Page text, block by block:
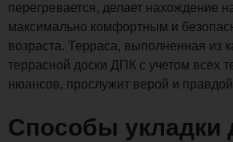
перегревается, делает нахождение
максимально комфортным и
возраста. Терраса, выполненная из
террасной доски ДПК с учетом всех
нюансов, прослужит верой и
Способы укладки